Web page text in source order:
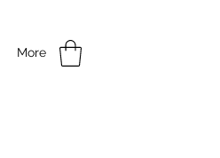
More